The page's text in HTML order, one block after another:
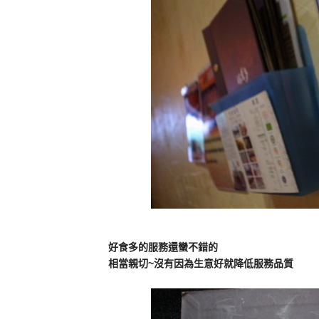
好食多的服務還蠻不錯的
相當親切~沒有因為生意好就降低服務品質